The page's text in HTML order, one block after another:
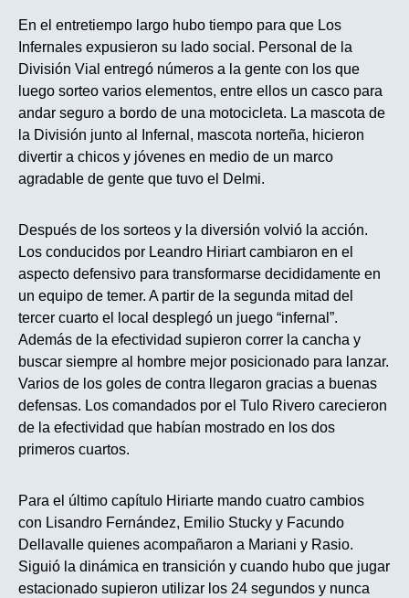
En el entretiempo largo hubo tiempo para que Los
Infernales expusieron su lado social. Personal de la
División Vial entregó números a la gente con los que
luego sorteo varios elementos, entre ellos un casco para
andar seguro a bordo de una motocicleta. La mascota de
la División junto al Infernal, mascota norteña, hicieron
divertir a chicos y jóvenes en medio de un marco
agradable de gente que tuvo el Delmi.
Después de los sorteos y la diversión volvió la acción.
Los conducidos por Leandro Hiriart cambiaron en el
aspecto defensivo para transformarse decididamente en
un equipo de temer. A partir de la segunda mitad del
tercer cuarto el local desplegó un juego “infernal”.
Además de la efectividad supieron correr la cancha y
buscar siempre al hombre mejor posicionado para lanzar.
Varios de los goles de contra llegaron gracias a buenas
defensas. Los comandados por el Tulo Rivero carecieron
de la efectividad que habían mostrado en los dos
primeros cuartos.
Para el último capítulo Hiriarte mando cuatro cambios
con Lisandro Fernández, Emilio Stucky y Facundo
Dellavalle quienes acompañaron a Mariani y Rasio.
Siguió la dinámica en transición y cuando hubo que jugar
estacionado supieron utilizar los 24 segundos y nunca